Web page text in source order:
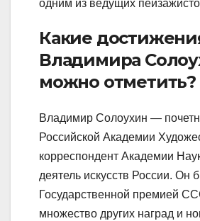
одним из ведущих
Какие
Владимира
можно отметить?
Владимир Солоухин —
Российской Академии
корреспондент Академии
деятель искусств России. Он
Государственной премией
множество других наград и